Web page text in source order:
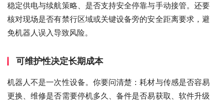
稳定供电与续航策略、是否支持安全停靠与手动接管。还要
核对现场是否有禁行区域或关键设备旁的安全距离要求，避
免机器人误入导致风险。
可维护性决定长期成本
机器人不是一次性设备。你要问清楚：耗材与传感是否容易
更换、维修是否需要停机多久、备件是否易获取、软件升级